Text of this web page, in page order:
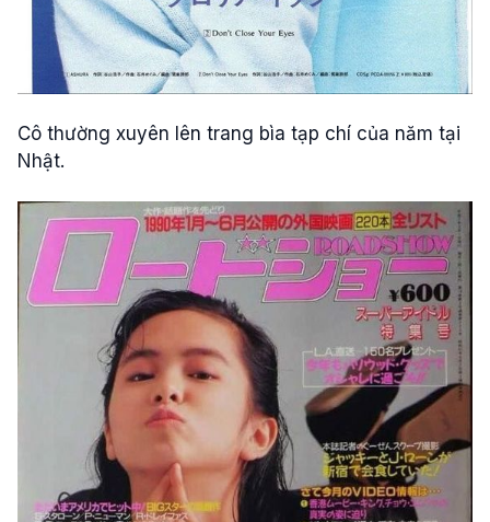
Cô thường xuyên lên trang bìa tạp chí của năm tại
Nhật.